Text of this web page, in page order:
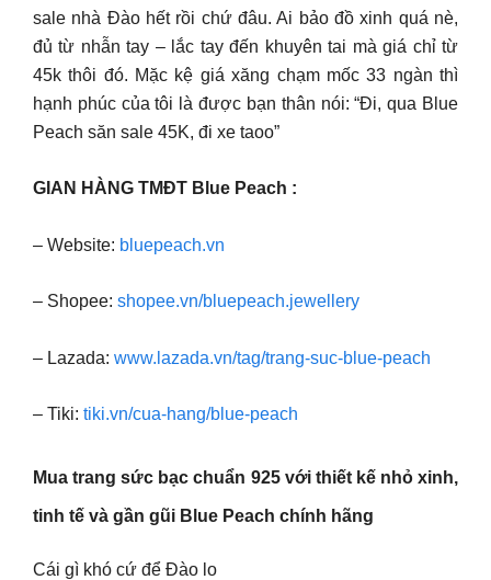
sale nhà Đào hết rồi chứ đâu. Ai bảo đồ xinh quá nè,
đủ từ nhẫn tay – lắc tay đến khuyên tai mà giá chỉ từ
45k thôi đó. Mặc kệ giá xăng chạm mốc 33 ngàn thì
hạnh phúc của tôi là được bạn thân nói: “Đi, qua Blue
Peach săn sale 45K, đi xe taoo”
GIAN HÀNG TMĐT Blue Peach :
– Website: bluepeach.vn
– Shopee: shopee.vn/bluepeach.jewellery
– Lazada: www.lazada.vn/tag/trang-suc-blue-peach
– Tiki: tiki.vn/cua-hang/blue-peach
Mua trang sức bạc chuẩn 925 với thiết kế nhỏ xinh,
tinh tế và gần gũi Blue Peach chính hãng
Cái gì khó cứ để Đào lo